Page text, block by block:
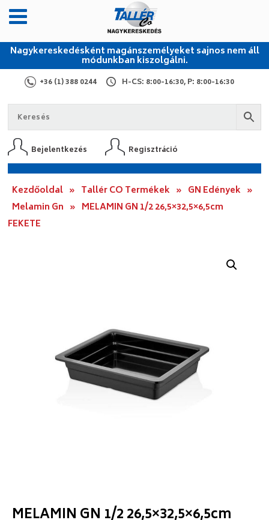
Nagykereskedésként magánszemélyeket sajnos nem áll
módunkban kiszolgálni.
+36 (1) 388 0244 H-CS: 8:00-16:30, P: 8:00-16:30
Bejelentkezés Regisztráció
Kezdőoldal » Tallér CO Termékek » GN Edények »
Melamin Gn » MELAMIN GN 1/2 26,5×32,5×6,5cm
FEKETE
MELAMIN GN 1/2 26,5×32,5×6,5cm